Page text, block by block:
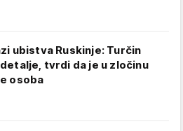
ubistva Ruskinje: Turčin
tvrdi da je u zločinu
osoba